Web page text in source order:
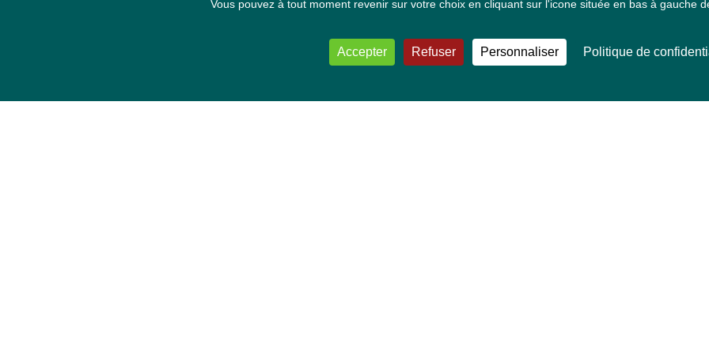
Vous pouvez à tout moment revenir sur votre choix en cliquant sur l'icone située en bas à gauche
Accepter Refuser Personnaliser Politique de